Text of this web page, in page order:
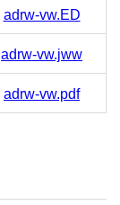
adrw-vw.ED
adrw-vw.jww
adrw-vw.pdf